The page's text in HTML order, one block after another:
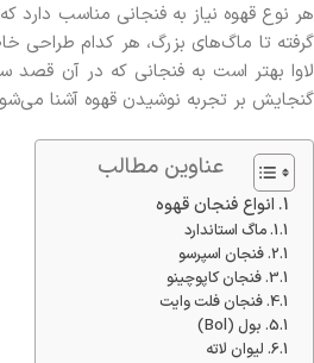
هر نوع قهوه نیاز به فنجانی مناسب
گرفته تا ماگ‌های بزرگ، هر کدام طراحی
لاوا بهتر است به فنجانی که در آن قصد
گنجایش بر تجربه نوشیدن قهوه آشنا
عناوین مطالب
انواع فنجان قهوه
ماگ استاندارد
فنجان اسپرسو
فنجان کاپوچینو
فنجان فلت وایت
بول (Bol)
لیوان لاته